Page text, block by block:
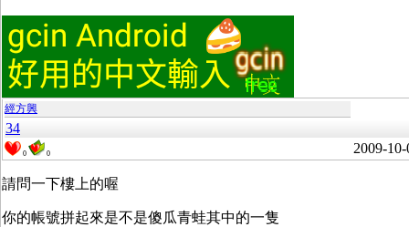
經方興
34
0 0 2009-10-
請問一下樓上的喔
你的帳號拼起來是不是傻瓜青蛙其中的一隻